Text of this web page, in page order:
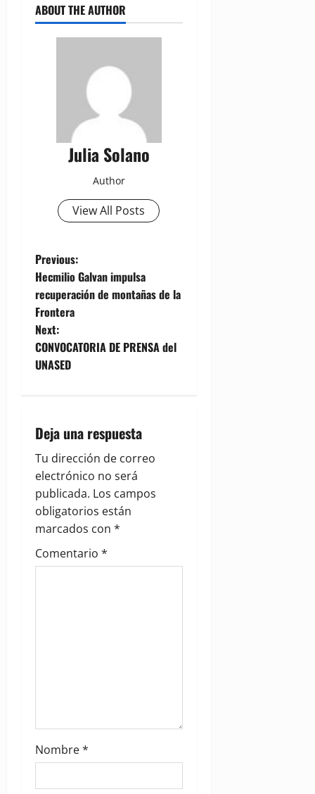
ABOUT THE AUTHOR
Julia Solano
Author
View All Posts
P
o
s
t
v
i
g
a
t
Previous:
Hecmilio Galvan impulsa
recuperación de montañas de la
Frontera
Next:
CONVOCATORIA DE PRENSA del
UNASED
Deja una respuesta
Tu dirección de correo
electrónico no será
publicada. Los campos
obligatorios están
marcados con *
Comentario *
Nombre*